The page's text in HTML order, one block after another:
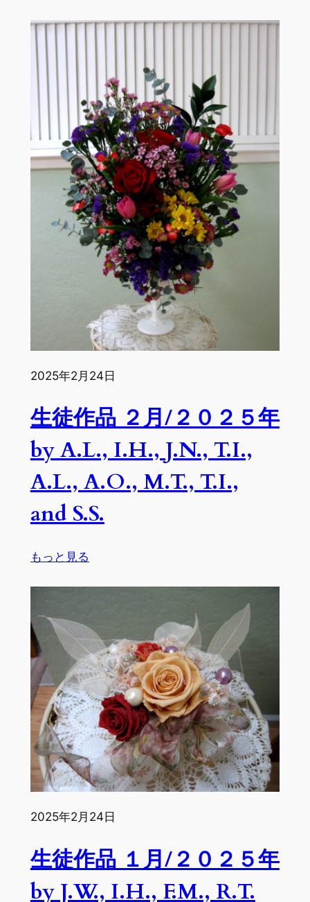
徒
月/
２
０
２
５
年
by
J.N.,
I.H.,
J.W.,
S.S.,
A.L.
and
M.T.
2025年2月24日
生徒作品 ２月/２０２５年
by A.L., I.H., J.N., T.I.,
A.L., A.O., M.T., T.I.,
and S.S.
もっと見る
品
２
月/
２
０
２
５
年
by
A.L.,
I.H.,
J.N.,
A.L.,
A.O.,
M.T.,
2025年2月24日
生徒作品 １月/２０２５年
by J.W., I.H., F.M., R.T.